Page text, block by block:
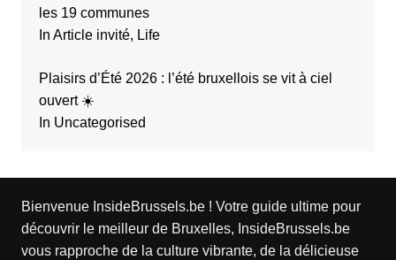
les 19 communes
In Article invité, Life
Plaisirs d’Été 2026 : l’été bruxellois se vit à ciel
ouvert ☀️
In Uncategorised
Bienvenue InsideBrussels.be ! Votre guide ultime pour
découvrir le meilleur de Bruxelles, InsideBrussels.be
vous rapproche de la culture vibrante, de la délicieuse